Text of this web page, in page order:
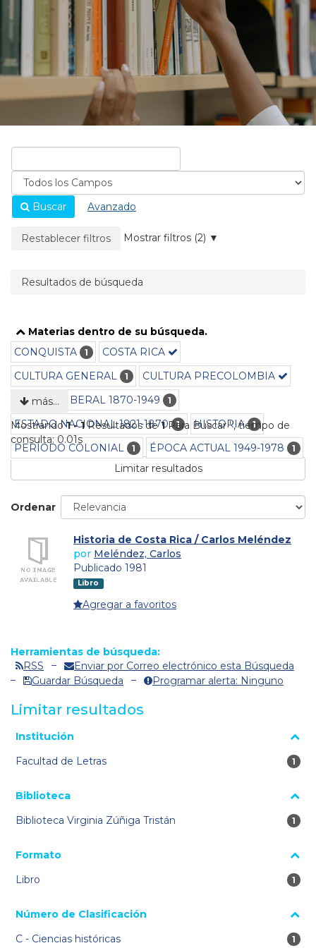
Buscar
Avanzado
La página se recargará cuando se elimine un filtro.
Restablecer filtros Mostrar filtros (2)
Resultados de búsqueda
Materias dentro de su búsqueda.
CONQUISTA
1
COSTA RICA
CULTURA GENERAL
1
CULTURA PRECOLOMBIA
ESTADO LIBERAL 1870-1949
1
ESTADO NACIONAL 1821-1870 1 HISTORIA 1
PERÍODO COLONIAL 1 ÉPOCA ACTUAL 1949-1978 1
más…
Mostrando1 - 1Resultados de1Para Buscar '', tiempo de
consulta: 0.01s
Limitar resultados
Ordenar
Historia de Costa Rica / Carlos Meléndez
por Meléndez, Carlos
Publicado 1981
Libro
Agregar a favoritos
Herramientas de búsqueda:
RSS
Enviar por Correo electrónico esta Búsqueda
Guardar Búsqueda
Programar alerta: Ninguno
Limitar resultados
La página se volverá a cargar cuando se seleccione o excluya
Institución
Facultad de Letras
1
1
Biblioteca
Biblioteca Virginia Zúñiga Tristán
1
1
Formato
Libro
1
1
Número de Clasificación
C - Ciencias históricas
1
1